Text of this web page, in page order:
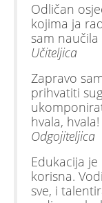
Odličan
kojima ja
sam naučila
Učiteljica
Zapravo
prihvatiti
hvala, hvala!
Odgojiteljica
Edukacija
korisna.
sve, i